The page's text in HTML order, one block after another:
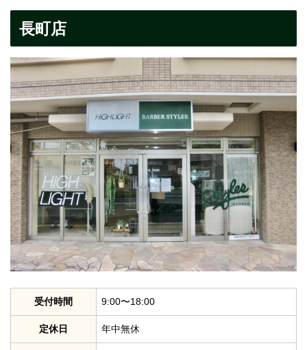
長町店
受付時間 9:00〜18:00
定休日 年中無休